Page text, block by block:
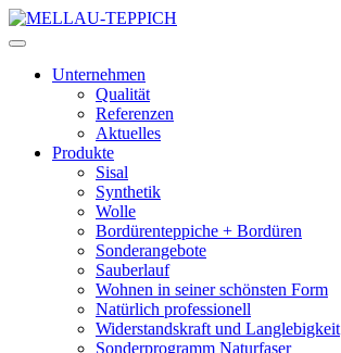
Unternehmen
Qualität
Referenzen
Aktuelles
Produkte
Sisal
Synthetik
Wolle
Bordürenteppiche + Bordüren
Sonderangebote
Sauberlauf
Wohnen in seiner schönsten Form
Natürlich professionell
Widerstandskraft und Langlebigkeit
Sonderprogramm Naturfaser